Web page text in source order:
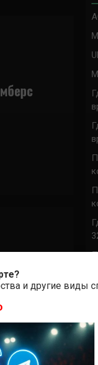
и другие виды